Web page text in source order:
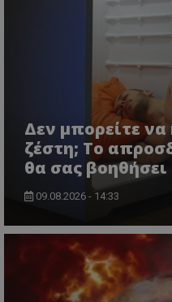
Δεν μπορείτε να
ζέστη; Το
θα σας βοηθήσει
09.08.2026 - 14:33